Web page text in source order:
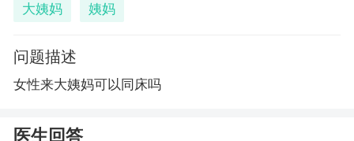
大姨妈 姨妈
问题描述
女性来大姨妈可以同床吗
医生回答